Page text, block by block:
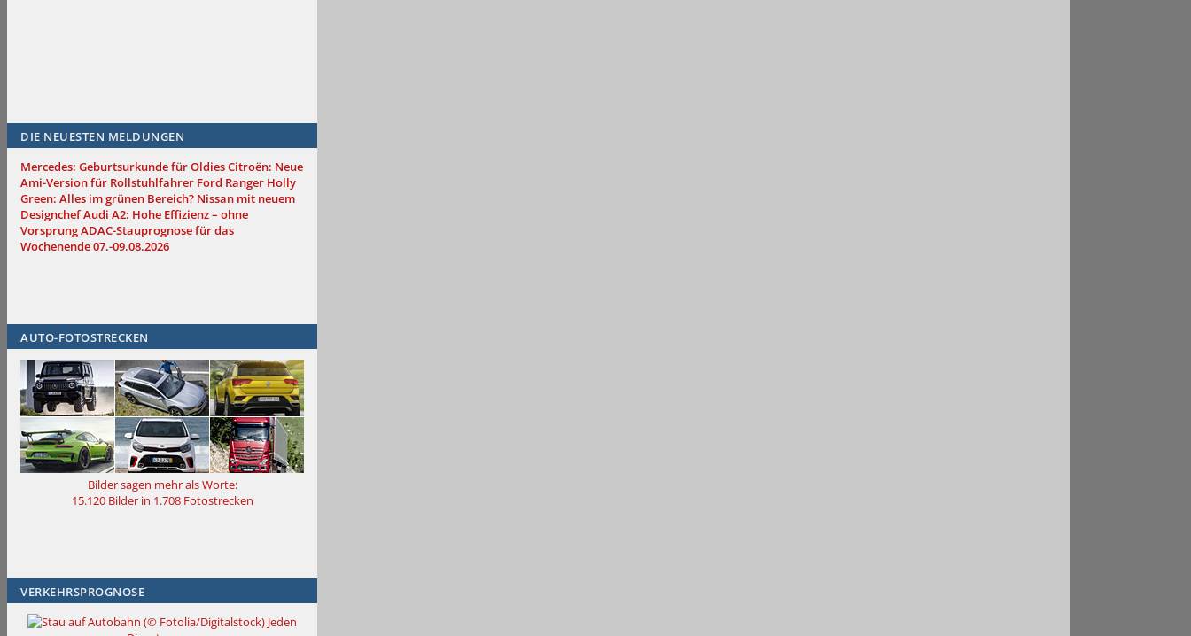
DIE NEUESTEN MELDUNGEN
Mercedes: Geburtsurkunde für OldiesCitroën: Neue
Ami-Version für Rollstuhlfahrer Ford Ranger Holly
Green: Alles im grünen Bereich? Nissan mit neuem
DesignchefAudi A2: Hohe Effizienz – ohne
VorsprungADAC-Stauprognose für das
Wochenende 07.-09.08.2026
AUTO-FOTOSTRECKEN
Bilder sagen mehr als Worte:
15.120 Bilder in 1.708 Fotostrecken
VERKEHRSPROGNOSE
Jeden